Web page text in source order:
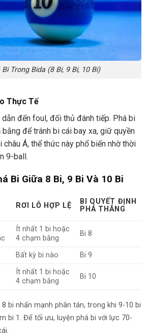
Trong Bida (8 Bi, 9 Bi, 10 Bi)
Thực Tế
đến foul, đối thủ đánh tiếp. Phá bi
để tránh bi cái bay xa, giữ quyền
Á, thể thức này phổ biến nhờ thời
9-ball.
Bi Giữa 8 Bi, 9 Bi Và 10 Bi
RƠI LỖ HỢP LỆ
BI QUYẾT ĐỊNH
PHÁ THẮNG
Ít nhất 1 bi hoặc
4 chạm băng
Bi 8
Bất kỳ bi nào Bi 9
Ít nhất 1 bi hoặc
4 chạm băng
Bi 10
bi nhấn mạnh phân tán, trong khi 9-10 bi
bi 1. Để tối ưu, luyện phá bi với lực 70-